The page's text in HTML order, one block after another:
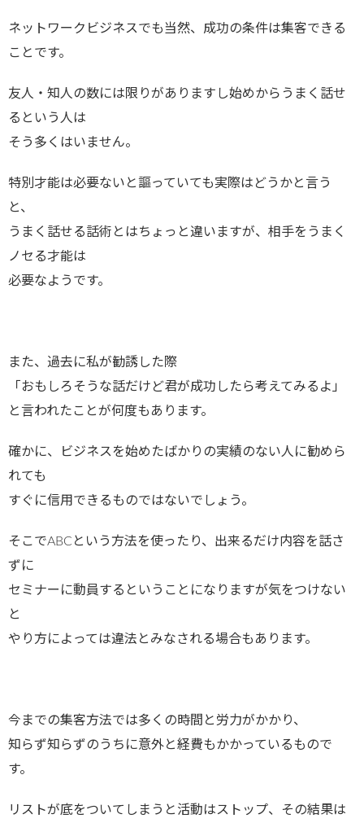
ネットワークビジネスでも当然、成功の条件は集客できる
ことです。
友人・知人の数には限りがありますし始めからうまく話せ
るという人は
そう多くはいません。
特別才能は必要ないと謳っていても実際はどうかと言う
と、
うまく話せる話術とはちょっと違いますが、相手をうまく
ノセる才能は
必要なようです。
また、過去に私が勧誘した際
「おもしろそうな話だけど君が成功したら考えてみるよ」
と言われたことが何度もあります。
確かに、ビジネスを始めたばかりの実績のない人に勧めら
れても
すぐに信用できるものではないでしょう。
そこでABCという方法を使ったり、出来るだけ内容を話さ
ずに
セミナーに動員するということになりますが気をつけない
と
やり方によっては違法とみなされる場合もあります。
今までの集客方法では多くの時間と労力がかかり、
知らず知らずのうちに意外と経費もかかっているもので
す。
リストが底をついてしまうと活動はストップ、その結果は